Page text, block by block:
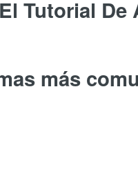
Tutorial De
más